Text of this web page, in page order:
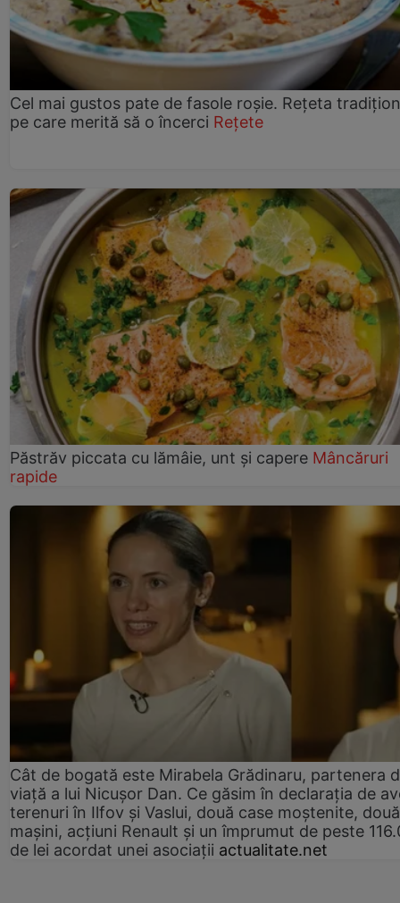
Cel mai gustos pate de fasole roșie. Rețeta
pe care merită să o încerci Rețete
Păstrăv piccata cu lămâie, unt și capere Mâncăruri
rapide
Cât de bogată este Mirabela Grădinaru, partenera
viață a lui Nicușor Dan. Ce găsim în declarația de
terenuri în Ilfov și Vaslui, două case moștenite, două
mașini, acțiuni Renault și un împrumut de peste
de lei acordat unei asociații actualitate.net